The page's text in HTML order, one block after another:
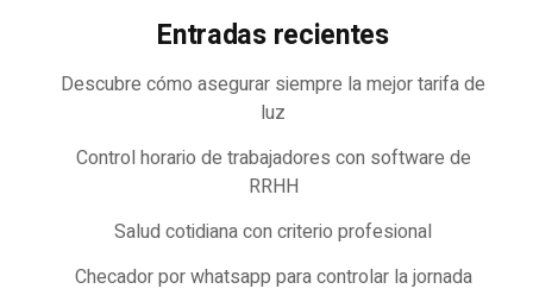
Entradas recientes
Descubre cómo asegurar siempre la mejor tarifa de
luz
Control horario de trabajadores con software de
RRHH
Salud cotidiana con criterio profesional
Checador por whatsapp para controlar la jornada